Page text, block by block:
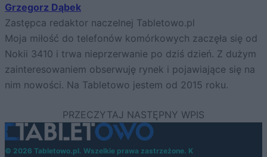
Grzegorz Dąbek
Zastępca redaktor naczelnej Tabletowo.pl
Moja miłość do telefonów komórkowych zaczęła się od
Nokii 3410 i trwa nieprzerwanie po dziś dzień. Z dużym
zainteresowaniem obserwuję rynek i pojawiające się na
nim nowości. Na Tabletowo jestem od 2015 roku.
© 2026 Tabletowo.pl. Wszelkie prawa zastrzeżone. K